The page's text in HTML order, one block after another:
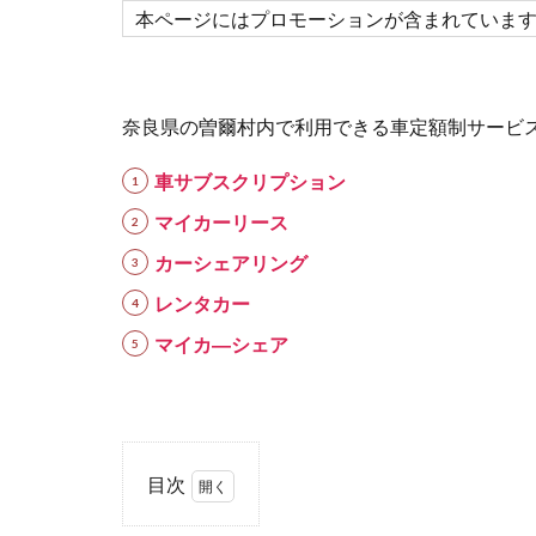
本ページにはプロモーションが含まれています
奈良県の曽爾村内で利用できる車定額制サービ
車サブスクリプション
マイカーリース
カーシェアリング
レンタカー
マイカ―シェア
目次